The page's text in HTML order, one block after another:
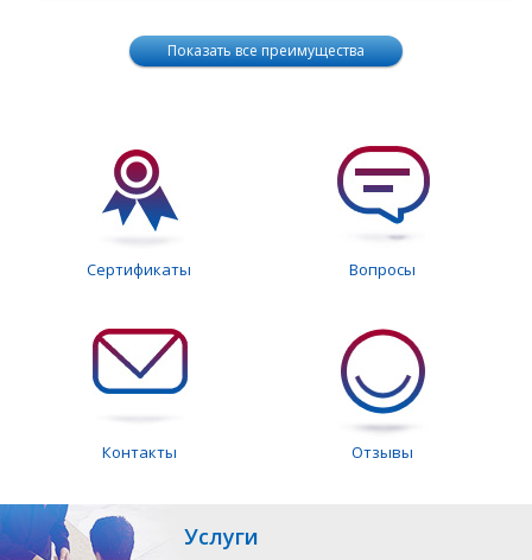
Показать все преимущества
Сертификаты Вопросы
Контакты Отзывы
Услуги